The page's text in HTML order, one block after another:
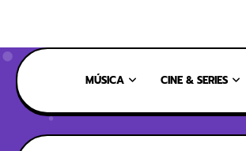
MÚSICA CINE & SERIES